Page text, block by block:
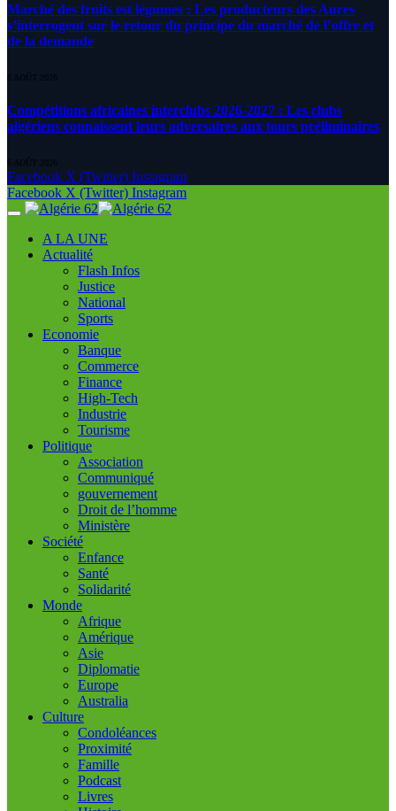
Marché des fruits est légumes : Les producteurs des Aures
s’interrogent sur le retour du principe du marché de l’offre et
de la demande
6 AOÛT 2026
Compétitions africaines interclubs 2026-2027 : Les clubs
algériens connaissent leurs adversaires aux tours préliminaires
6 AOÛT 2026
Facebook X (Twitter) Instagram
Facebook X (Twitter) Instagram
A LA UNE
Actualité
Flash Infos
Justice
National
Sports
Economie
Banque
Commerce
Finance
High-Tech
Industrie
Tourisme
Politique
Association
Communiqué
gouvernement
Droit de l’homme
Ministère
Société
Enfance
Santé
Solidarité
Monde
Afrique
Amérique
Asie
Diplomatie
Europe
Australia
Culture
Condoléances
Proximité
Famille
Podcast
Livres